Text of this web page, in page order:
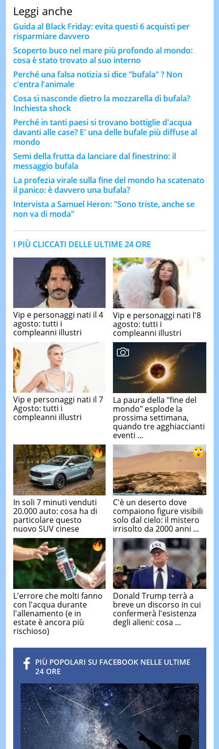
Leggi anche
Guida al Black Friday: evita questi 6 acquisti per
risparmiare davvero
Scoperto buco nel mare più profondo al mondo:
cosa è stato trovato al suo interno
Perché una falsa notizia si dice "bufala" ? Non
c'entra l'animale
Cosa si nasconde dietro la mozzarella di bufala?
Inchiesta shock
Perché in tanti paesi si trovano bottiglie d'acqua
davanti alle case? E' una delle bufale più diffuse al
mondo
Semi della frutta da lanciare dal finestrino: il
messaggio bufala
La profezia virale sulla fine del mondo ha scatenato
il panico: è davvero una bufala?
Intervista a Samuel Heron: "Sono triste, anche se
non va di moda"
I PIÙ CLICCATI DELLE ULTIME 24 ORE
Vip e personaggi nati il 4
agosto: tutti i
compleanni illustri
Vip e personaggi nati l'8
agosto: tutti i
compleanni illustri
Vip e personaggi nati il 7
Agosto: tutti i
compleanni illustri
La paura della "fine del
mondo" esplode la
prossima settimana,
quando tre agghiaccianti
eventi ...
In soli 7 minuti venduti
20.000 auto: cosa ha di
particolare questo
nuovo SUV cinese
C'è un deserto dove
compaiono figure visibili
solo dal cielo: il mistero
irrisolto da 2000 anni ...
L'errore che molti fanno
con l'acqua durante
l'allenamento (e in
estate è ancora più
rischioso)
Donald Trump terrà a
breve un discorso in cui
confermerà l'esistenza
degli alieni: cosa ...
PIÙ POPOLARI SU FACEBOOK NELLE ULTIME
24 ORE